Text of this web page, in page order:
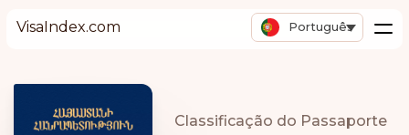
VisaIndex.com Português
Classificação do Passaporte